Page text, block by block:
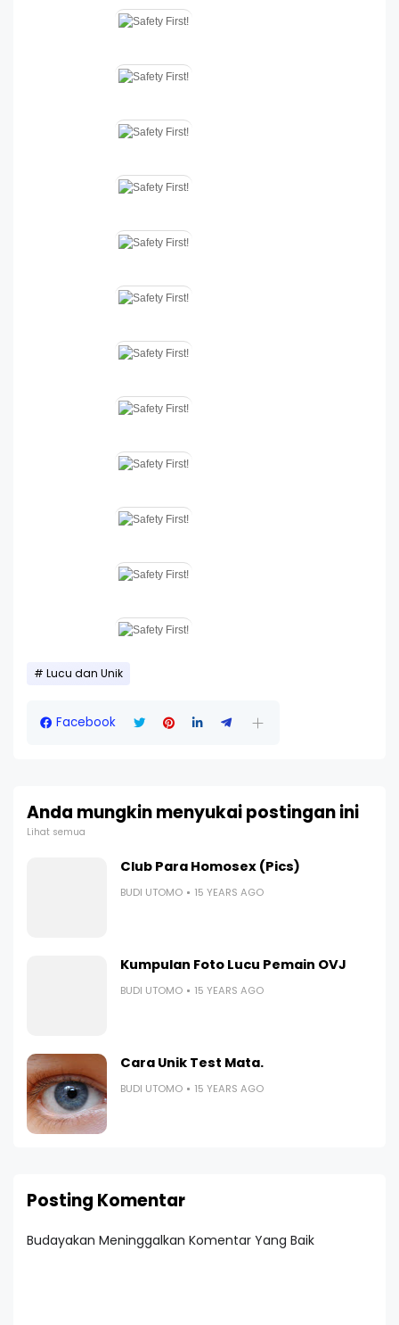
Lucu dan Unik
Facebook
Anda mungkin menyukai postingan ini
Lihat semua
Club Para Homosex (Pics)
BUDI UTOMO 15 YEARS AGO
Kumpulan Foto Lucu Pemain OVJ
BUDI UTOMO 15 YEARS AGO
Cara Unik Test Mata.
BUDI UTOMO 15 YEARS AGO
Posting Komentar
Budayakan Meninggalkan Komentar Yang Baik